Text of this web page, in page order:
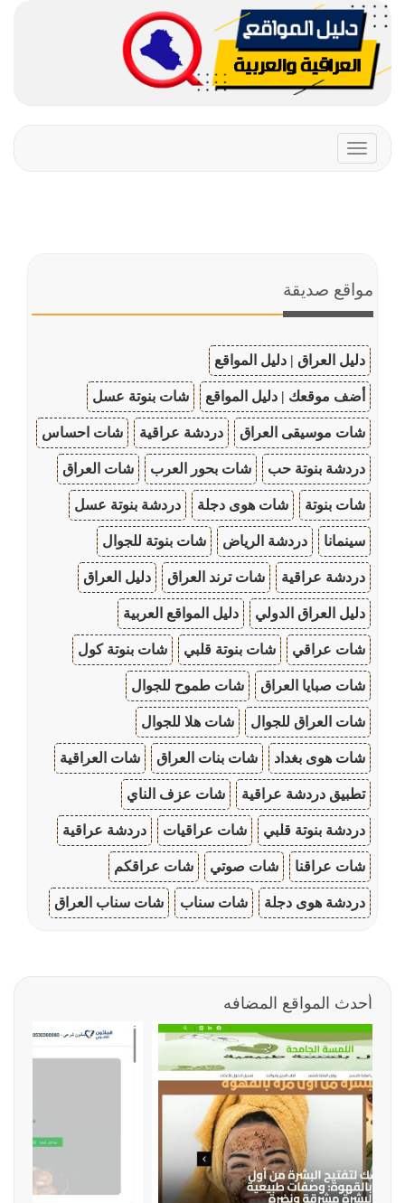
Toggle
navigation
مواقع صديقة
دليل العراق | دليل المواقع
أضف موقعك | دليل المواقع شات بنوتة عسل
شات موسيقى العراق دردشة عراقية شات احساس
دردشة بنوتة حب شات بحور العرب شات العراق
شات بنوتة شات هوى دجلة دردشة بنوتة عسل
سينمانا دردشة الرياض شات بنوتة للجوال
دردشة عراقية شات ترند العراق دليل العراق
دليل العراق الدولي دليل المواقع العربية
شات عراقي شات بنوتة قلبي شات بنوتة كول
شات صبايا العراق شات طموح للجوال
شات العراق للجوال شات هلا للجوال
شات هوى بغداد شات بنات العراق شات العراقية
تطبيق دردشة عراقية شات عزف الناي
دردشة بنوتة قلبي شات عراقيات دردشة عراقية
شات عراقنا شات صوتي شات عراقكم
دردشة هوى دجلة شات سناب شات سناب العراق
أحدث المواقع المضافه